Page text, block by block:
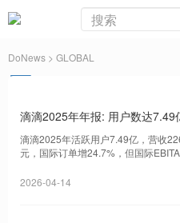
DoNews > GLOBAL
滴滴2025年年报: 用户数达7.49
滴滴2025年活跃用户7.49亿，营收
元，国际订单增24.7%，但国际EBITA
2026-04-14